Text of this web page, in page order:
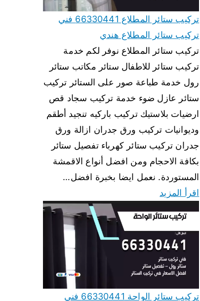
تركيب ستائر المطلاع 66330441 فني
تركيب ستائر المطلاع هندي
تركيب ستائر المطلاع نوفر لكم خدمة
تركيب ستائر للاطفال ستائر مكاتب ستائر
رول خدمة طباعة صور على الستائر تركيب
ستائر عازل ضوء خدمة تركيب سجاد قص
ارضيات بلاستيك تركيب باركيه تنجيد أطقم
وديوانيات تركيب ورق جدران ازالة ورق
جدران تركيب ستائر كهرباء تفصيل ستائر
بكافة الاحجام ومن افضل أنواع الاقمشة
المستوردة. نعمل ايضا بخبرة افضل…
اقرأ المزيد
تركيب ستائر الواحة 66330441 فني